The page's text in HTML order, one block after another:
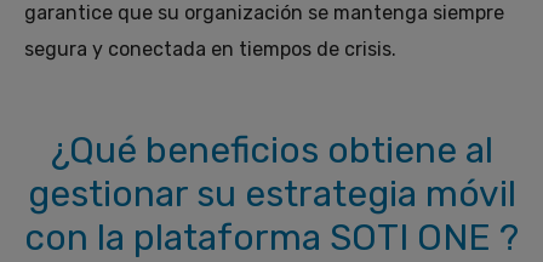
garantice que su organización se mantenga siempre
segura y conectada en tiempos de crisis.
¿Qué beneficios obtiene al
gestionar su estrategia móvil
con la plataforma SOTI ONE ?